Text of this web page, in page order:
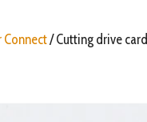
Connect/ Cutting drive card